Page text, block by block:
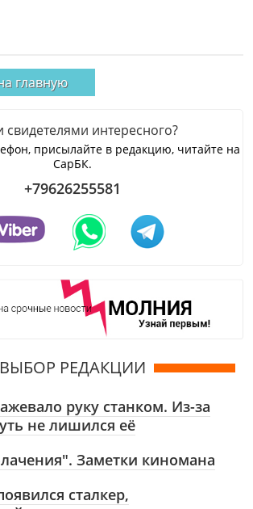
главную
свидетелями интересного?
присылайте в редакцию, читайте на
СарБК.
+79626255581
ВЫБОР РЕДАКЦИИ
руку станком. Из-за
не лишился её
Заметки киномана
сталкер,